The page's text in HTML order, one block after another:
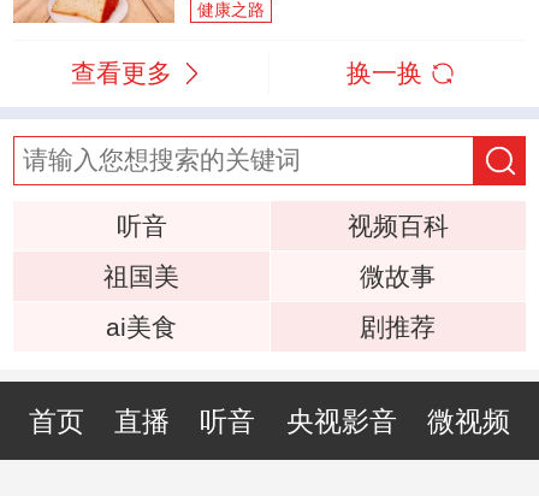
健康之路
查看更多 换一换
听音
视频百科
祖国美
微故事
ai美食
剧推荐
首页 直播 听音 央视影音 微视频